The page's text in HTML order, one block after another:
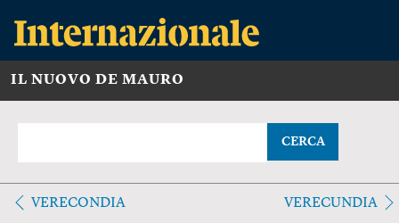
IL NUOVO DE MAURO
CERCA
VERECONDIA VERECUNDIA